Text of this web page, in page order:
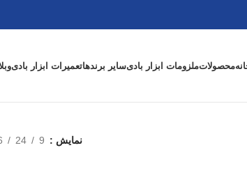
محصولاتملزومات ابزار بادیسایر برندهاتعمیرات ابزار بادی
نمایش 9
24